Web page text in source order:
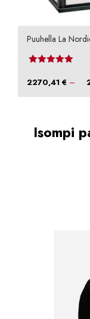
Puuhella La
2270,41€ –
Isompi